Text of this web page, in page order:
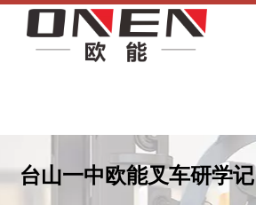
台山一中欧能叉车研学